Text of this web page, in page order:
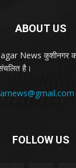
ABOUT US
News कुशीनगर
है।
FOLLOW US